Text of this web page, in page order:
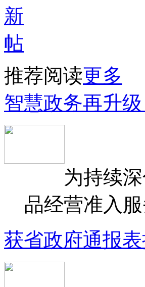
推荐阅读更多
智慧政务再升
为持续深
品经营准入
获省政府通报